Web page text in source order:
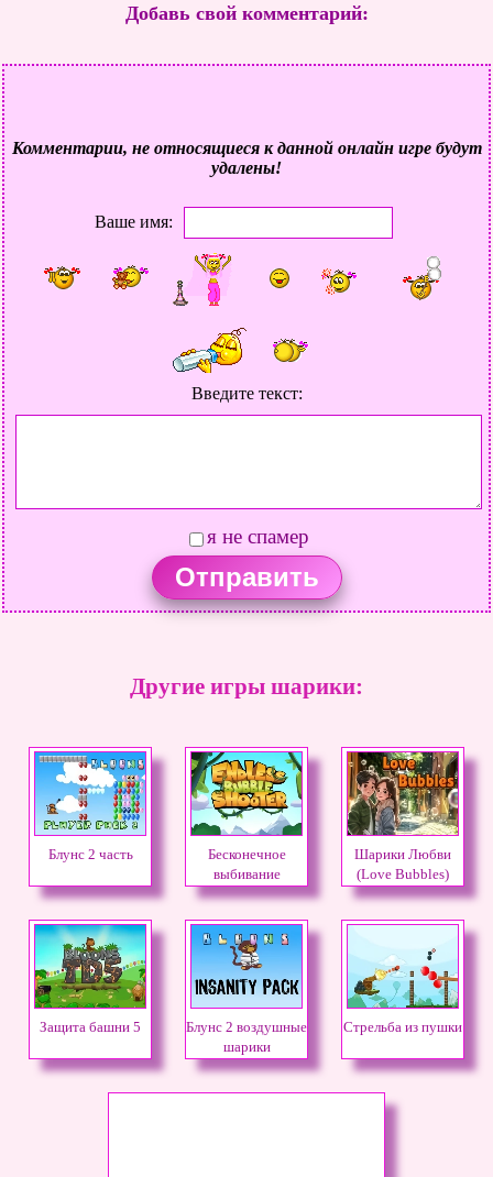
Добавь свой комментарий:
Комментарии, не относящиеся к данной онлайн игре будут
удалены!
Ваше имя:
Введите текст:
я не спамер
Другие игры шарики:
Блунс 2 часть
Бесконечное
выбивание
шариков
Шарики Любви
(Love Bubbles)
Защита башни 5
Блунс 2 воздушные
шарики
Стрельба из пушки